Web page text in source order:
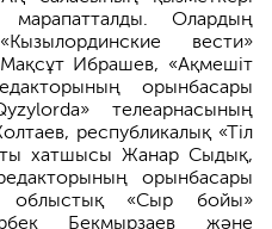
марапатталды. Олардың
вести»
Мақсұт Ибрашев, «Ақмешіт
орынбасары
телеарнасының
республикалық «Тіл
хатшысы Жанар Сыдық,
орынбасары
облыстық «Сыр бойы»
Бекмырзаев және